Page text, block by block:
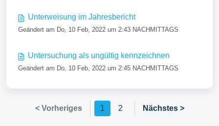
Unterweisung im Jahresbericht
Geändert am Do, 10 Feb, 2022 um 2:43 NACHMITTAGS
Untersuchung als ungültig kennzeichnen
Geändert am Do, 10 Feb, 2022 um 2:45 NACHMITTAGS
< Vorheriges 1 2 Nächstes >